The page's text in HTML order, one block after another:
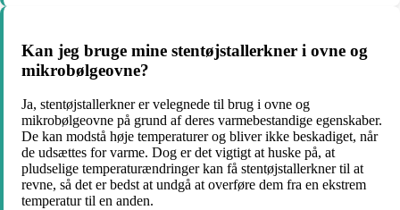
Kan jeg bruge mine stentøjstallerkner i ovne og
mikrobølgeovne?
Ja, stentøjstallerkner er velegnede til brug i ovne og
mikrobølgeovne på grund af deres varmebestandige egenskaber.
De kan modstå høje temperaturer og bliver ikke beskadiget, når
de udsættes for varme. Dog er det vigtigt at huske på, at
pludselige temperaturændringer kan få stentøjstallerkner til at
revne, så det er bedst at undgå at overføre dem fra en ekstrem
temperatur til en anden.